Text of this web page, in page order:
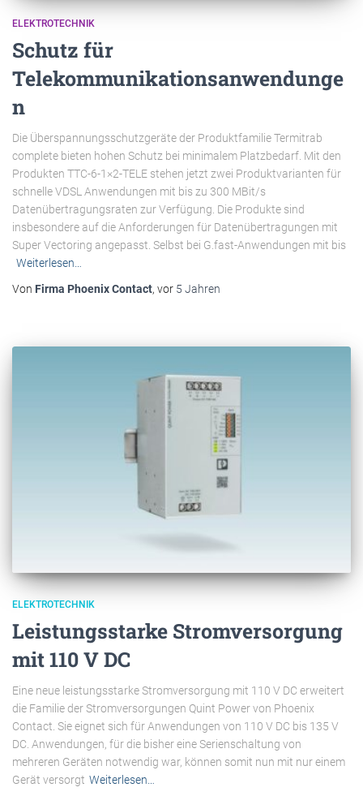
ELEKTROTECHNIK
Schutz für
Telekommunikationsanwendunge
n
Die Überspannungsschutzgeräte der Produktfamilie Termitrab
complete bieten hohen Schutz bei minimalem Platzbedarf. Mit den
Produkten TTC-6-1×2-TELE stehen jetzt zwei Produktvarianten für
schnelle VDSL Anwendungen mit bis zu 300 MBit/s
Datenübertragungsraten zur Verfügung. Die Produkte sind
insbesondere auf die Anforderungen für Datenübertragungen mit
Super Vectoring angepasst. Selbst bei G.fast-Anwendungen mit bis
Weiterlesen…
Von Firma Phoenix Contact, vor 5 Jahren
ELEKTROTECHNIK
Leistungsstarke Stromversorgung
mit 110 V DC
Eine neue leistungsstarke Stromversorgung mit 110 V DC erweitert
die Familie der Stromversorgungen Quint Power von Phoenix
Contact. Sie eignet sich für Anwendungen von 110 V DC bis 135 V
DC. Anwendungen, für die bisher eine Serienschaltung von
mehreren Geräten notwendig war, können somit nun mit nur einem
Gerät versorgt Weiterlesen…